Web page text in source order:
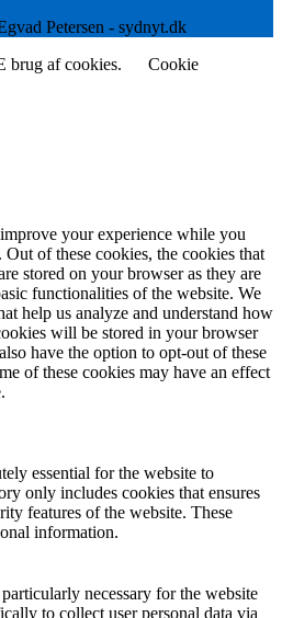
Petersen - sydnyt.dk
brug af cookies.
Cookie
your experience while you
of these cookies, the cookies that
stored on your browser as they are
functionalities of the website. We
help us analyze and understand how
will be stored in your browser
have the option to opt-out of these
of these cookies may have an effect
essential for the website to
only includes cookies that ensures
features of the website. These
information.
necessary for the website
to collect user personal data via